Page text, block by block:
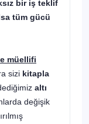
bir iş teklif
tüm gücü
müellifi
sizi kitapla
altı
değişik